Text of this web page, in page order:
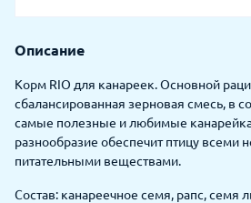
Описание
Корм RIO для канареек. Основной
сбалансированная зерновая смесь, в
самые полезные и любимые
разнообразие обеспечит птицу всеми
питательными веществами.
Состав: канареечное семя, рапс, семя